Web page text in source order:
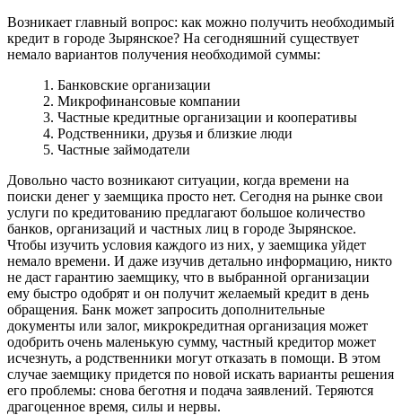
Возникает главный вопрос: как можно получить необходимый
кредит в городе Зырянское? На сегодняшний существует
немало вариантов получения необходимой суммы:
1. Банковские организации
2. Микрофинансовые компании
3. Частные кредитные организации и кооперативы
4. Родственники, друзья и близкие люди
5. Частные займодатели
Довольно часто возникают ситуации, когда времени на
поиски денег у заемщика просто нет. Сегодня на рынке свои
услуги по кредитованию предлагают большое количество
банков, организаций и частных лиц в городе Зырянское.
Чтобы изучить условия каждого из них, у заемщика уйдет
немало времени. И даже изучив детально информацию, никто
не даст гарантию заемщику, что в выбранной организации
ему быстро одобрят и он получит желаемый кредит в день
обращения. Банк может запросить дополнительные
документы или залог, микрокредитная организация может
одобрить очень маленькую сумму, частный кредитор может
исчезнуть, а родственники могут отказать в помощи. В этом
случае заемщику придется по новой искать варианты решения
его проблемы: снова беготня и подача заявлений. Теряются
драгоценное время, силы и нервы.